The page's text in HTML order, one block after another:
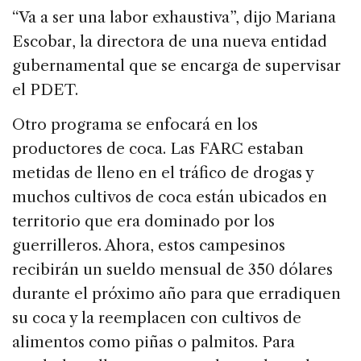
“Va a ser una labor exhaustiva”, dijo Mariana
Escobar, la directora de una nueva entidad
gubernamental que se encarga de supervisar
el PDET.
Otro programa se enfocará en los
productores de coca. Las FARC estaban
metidas de lleno en el tráfico de drogas y
muchos cultivos de coca están ubicados en
territorio que era dominado por los
guerrilleros. Ahora, estos campesinos
recibirán un sueldo mensual de 350 dólares
durante el próximo año para que erradiquen
su coca y la reemplacen con cultivos de
alimentos como piñas o palmitos. Para